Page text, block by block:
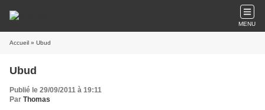
MENU
Accueil » Ubud
Ubud
Publié le 29/09/2011 à 19:11
Par Thomas